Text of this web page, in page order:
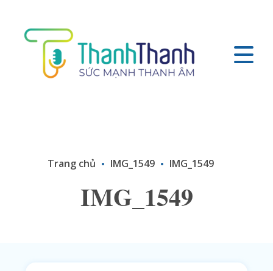
Trang chủ IMG_1549 IMG_1549
IMG_1549